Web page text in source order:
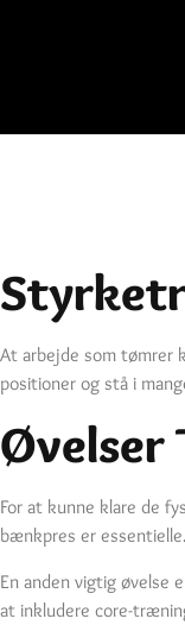
At arbejde som tømrer
positioner og stå i
Øvelser
For at kunne klare de
bænkpres er
En anden vigtig øvelse
at inkludere core-